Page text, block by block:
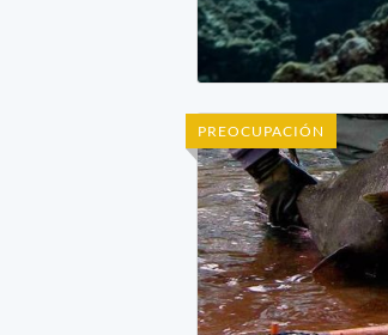
PREOCUPACIÓN